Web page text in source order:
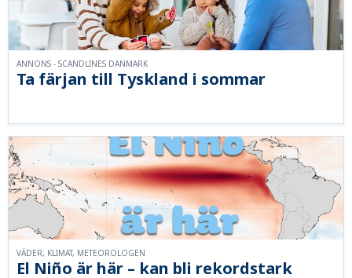
Ta färjan till Tyskland i sommar
ANNONS - SCANDLINES DANMARK
El Niño är här – kan bli rekordstark
VÄDER, KLIMAT, METEOROLOGEN